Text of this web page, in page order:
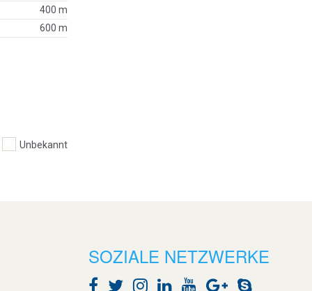
400 m
600 m
Unbekannt
SOZIALE NETZWERKE